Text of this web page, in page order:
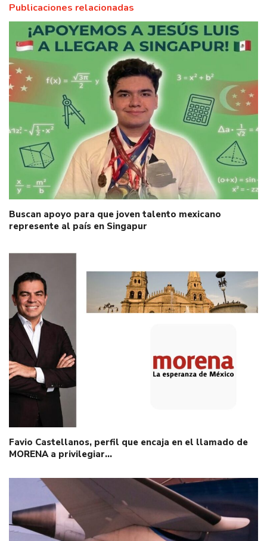
Publicaciones relacionadas
Buscan apoyo para que joven talento mexicano
represente al país en Singapur
Favio Castellanos, perfil que encaja en el llamado de
MORENA a privilegiar…